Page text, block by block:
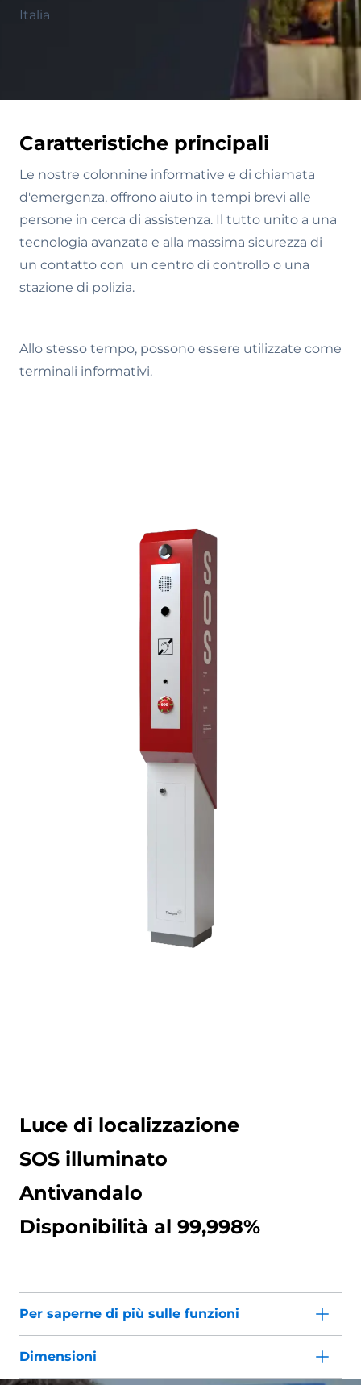
Italia
Caratteristiche principali
Le nostre colonnine informative e di chiamata
d'emergenza, offrono aiuto in tempi brevi alle
persone in cerca di assistenza. Il tutto unito a una
tecnologia avanzata e alla massima sicurezza di
un contatto con un centro di controllo o una
stazione di polizia.
Allo stesso tempo, possono essere utilizzate come
terminali informativi.
Luce di localizzazione
SOS illuminato
Antivandalo
Disponibilità al 99,998%
Per saperne di più sulle funzioni
Dimensioni